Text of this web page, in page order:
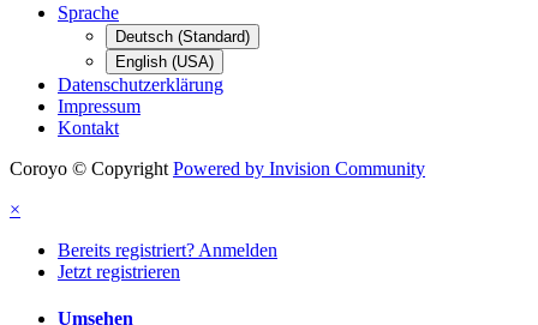
Sprache
Deutsch (Standard)
English (USA)
Datenschutzerklärung
Impressum
Kontakt
Coroyo © Copyright Powered by Invision Community
×
Bereits registriert? Anmelden
Jetzt registrieren
Umsehen